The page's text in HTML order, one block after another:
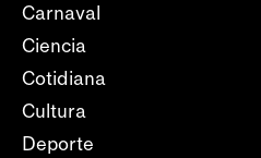
Carnaval
Ciencia
Cotidiana
Cultura
Deporte